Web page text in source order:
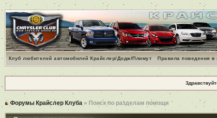
Клуб любителей автомобилей Крайслер/Додж/Плимут Правила поведения
Форумы Крайслер Клуба » Поиск по разделам помощи